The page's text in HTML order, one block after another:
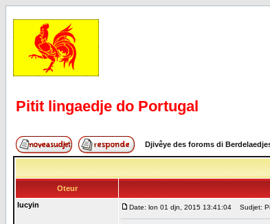
Pitit lingaedje do Portugal
Djivêye des foroms di
Oteur
lucyin
Date: lon 01 djn, 2015 13:41:04 Sudjet: